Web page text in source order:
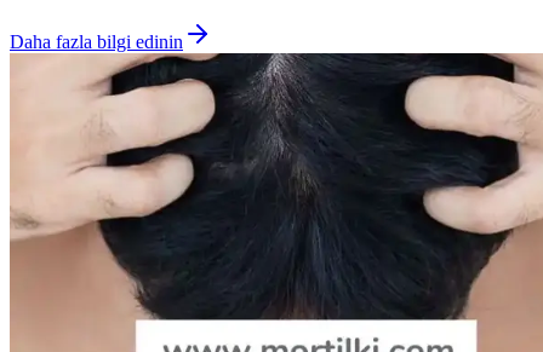
Daha fazla bilgi edinin